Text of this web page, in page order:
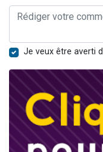
Je veux être averti